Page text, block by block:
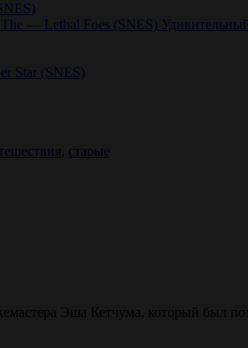
Star (SNES)
, старые
Эша Кетчума, который был